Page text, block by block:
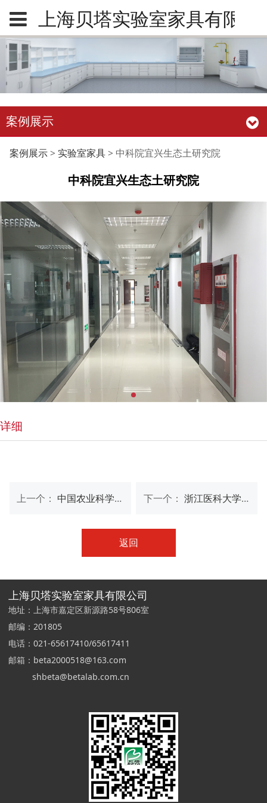
上海贝塔实验室家具有限公
案例展示
中科院宜兴生态土研究
院
案例展示> 实验室家具> 中科院宜兴生态土研究院
中科院宜兴生态土研究院
详细
上一个： 中国农业科学院兰州兽医研究所 下一个： 浙江医科大学附属医院
返回
上海贝塔实验室家具有限公司
地址：上海市嘉定区新源路58号806室
邮编：201805
电话：021-65617410/65617411
邮箱：beta2000518@163.com
shbeta@betalab.com.cn